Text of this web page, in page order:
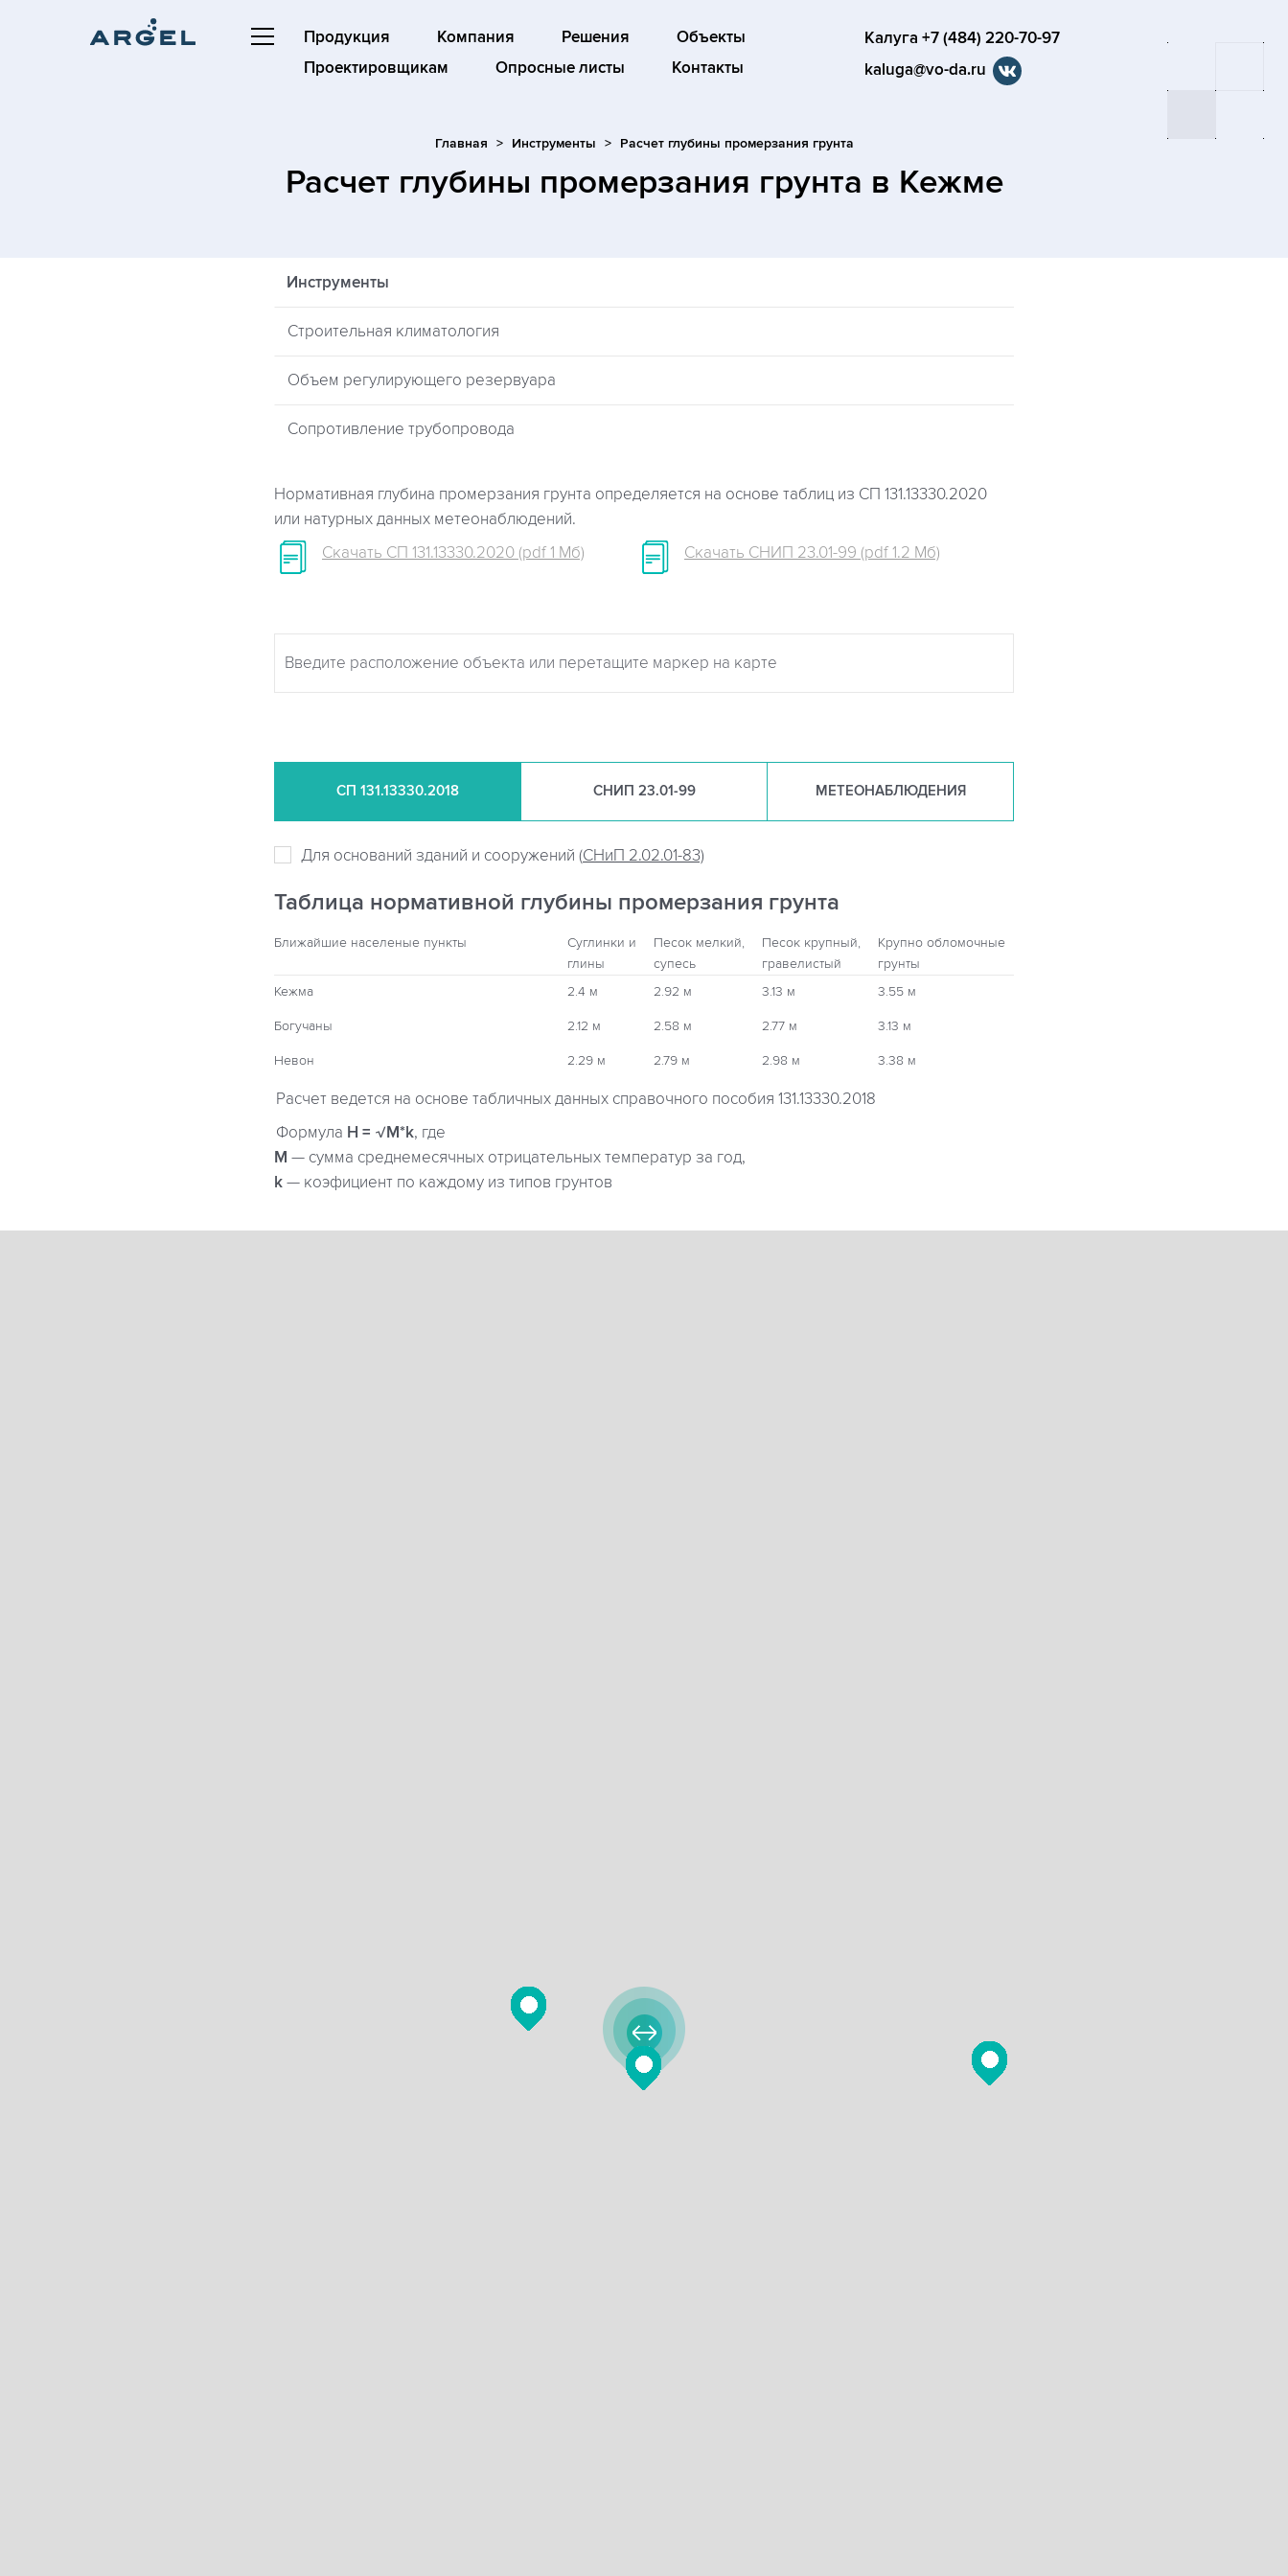
Продукция Компания Решения
Объекты
Проектировщикам
Опросные листы Контакты
Калуга +7 (484) 220-70-97
kaluga@vo-da.ru
Главная Инструменты Расчет глубины промерзания грунта
Расчет глубины промерзания грунта в Кежме
Инструменты
Строительная климатология
Объем регулирующего резервуара
Сопротивление трубопровода
Нормативная глубина промерзания грунта определяется на основе таблиц из СП 131.13330.2020
или натурных данных метеонаблюдений.
Скачать СП 131.13330.2020 (pdf 1 Мб)
Скачать СНИП 23.01-99 (pdf 1.2 Мб)
СП 131.13330.2018 СНИП 23.01-99 МЕТЕОНАБЛЮДЕНИЯ
Для оснований зданий и сооружений (СНиП 2.02.01-83)
Таблица нормативной глубины промерзания грунта
Ближайшие населеные пункты
Суглинки и
глины
Песок мелкий,
супесь
Песок крупный,
гравелистый
Крупно обломочные
грунты
Кежма
2.4 м 2.92 м 3.13 м 3.55 м
Богучаны 2.12 м 2.58 м 2.77 м 3.13 м
Невон 2.29 м 2.79 м 2.98 м 3.38 м
Расчет ведется на основе табличных данных справочного пособия 131.13330.2018
Формула H = √M*k, где
М — сумма среднемесячных отрицательных температур за год,
k — коэфициент по каждому из типов грунтов